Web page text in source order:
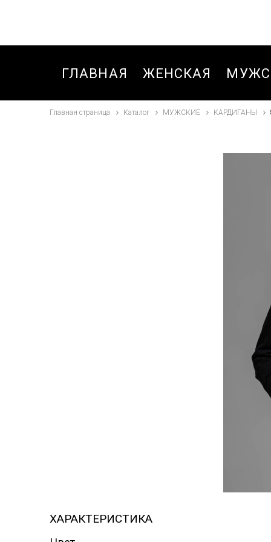
ГЛАВНАЯ ЖЕНСКАЯ
БЛУЗКИ,РУБАШКИ
КУРТКИ ОСЕНЬ-
Главная страница Каталог МУЖСКИЕ КАРДИГАНЫ
ХАРАКТЕРИСТИКА